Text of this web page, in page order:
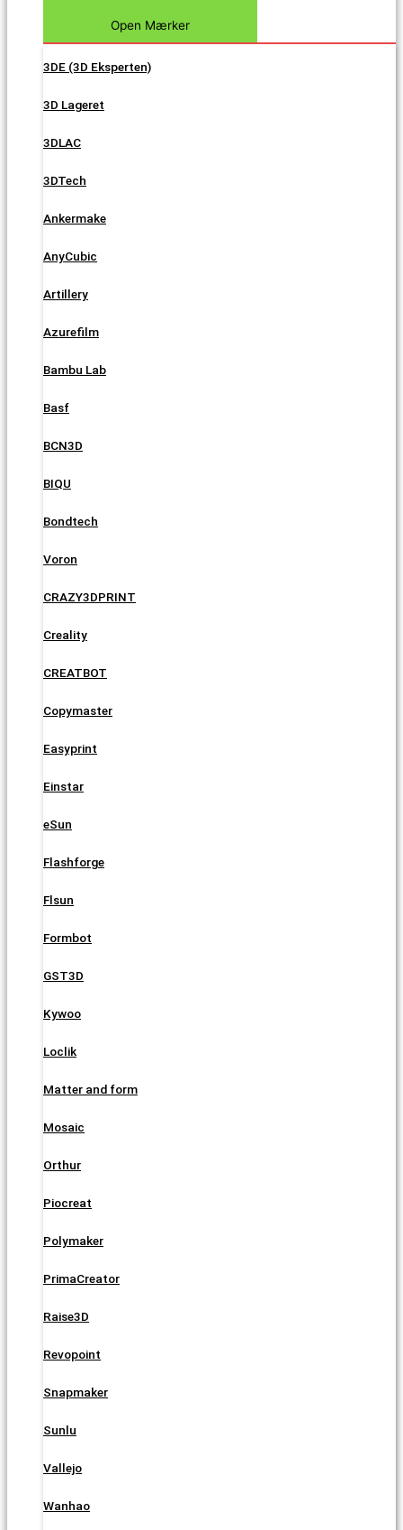
Open Mærker
3DE (3D Eksperten)
3D Lageret
3DLAC
3DTech
Ankermake
AnyCubic
Artillery
Azurefilm
Bambu Lab
Basf
BCN3D
BIQU
Bondtech
Voron
CRAZY3DPRINT
Creality
CREATBOT
Copymaster
Easyprint
Einstar
eSun
Flashforge
Flsun
Formbot
GST3D
Kywoo
Loclik
Matter and form
Mosaic
Orthur
Piocreat
Polymaker
PrimaCreator
Raise3D
Revopoint
Snapmaker
Sunlu
Vallejo
Wanhao